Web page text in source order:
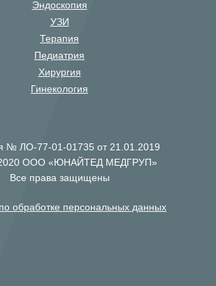
Эндоскопия
УЗИ
Терапия
Педиатрия
Хирургия
Гинекология
№ ЛО-77-01-01735 от 21.01.2019
ООО «ЮНАЙТЕД МЕДГРУП»
Все права защищены
обработке персональных данных